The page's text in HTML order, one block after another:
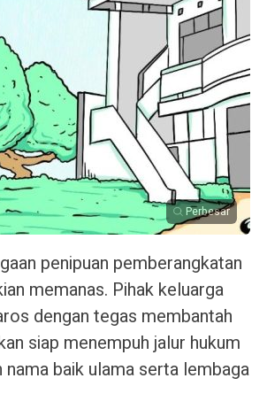
Perbesar
penipuan pemberangkatan
memanas. Pihak keluarga
dengan tegas membantah
siap menempuh jalur hukum
baik ulama serta lembaga